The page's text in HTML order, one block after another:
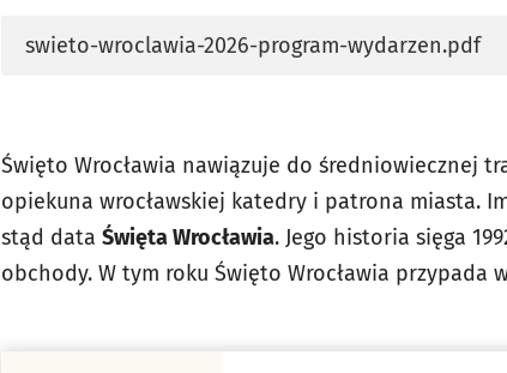
swieto-wroclawia-2026-program-wydarzen.pdf
otworzy się w nowej karcie
Święto Wrocławia nawiązuje do średniowiecznej
opiekuna wrocławskiej katedry i patrona miasta.
stąd data Święta Wrocławia. Jego historia sięga
obchody. W tym roku Święto Wrocławia przypada